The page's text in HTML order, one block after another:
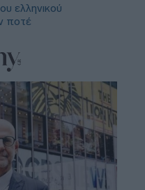
ελληνικού
ποτέ